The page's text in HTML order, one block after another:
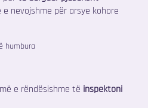
nevojshme për arsye kohore
humbura
e rëndësishme të inspektoni